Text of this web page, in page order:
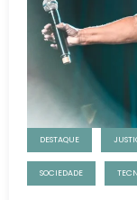
DESTAQUE
SOCIEDADE